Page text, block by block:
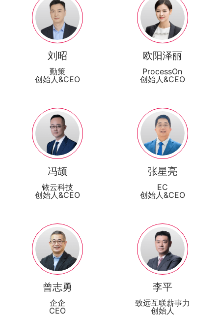
刘昭
勤策
创始人&CEO
欧阳泽丽
ProcessOn
创始人&CEO
冯颉
铱云科技
创始人&CEO
张星亮
EC
创始人&CEO
曾志勇
企企
CEO
李平
致远互联薪事力
创始人